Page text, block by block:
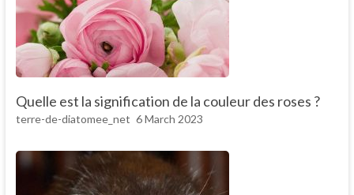
Quelle est la signification de la couleur des roses ?
terre-de-diatomee_net 6 March 2023